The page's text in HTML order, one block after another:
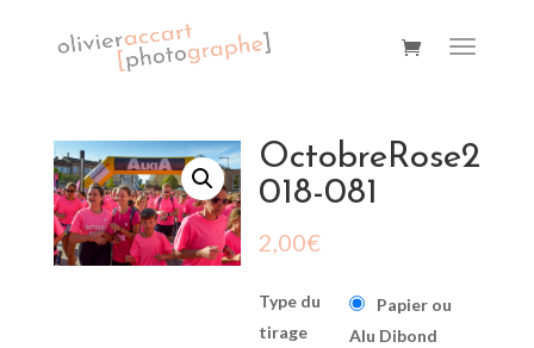
OctobreRose2
018-081
2,00€
Type du
tirage
Papier ou
Alu Dibond